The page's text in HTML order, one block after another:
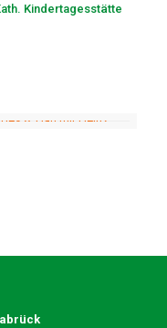
Kindertagesstätte